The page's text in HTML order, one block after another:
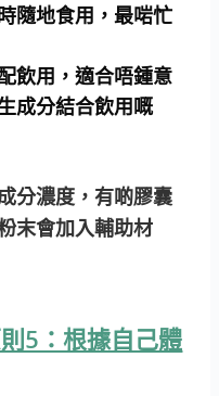
隨地食用，最啱忙
飲用，適合唔鍾意
成分結合飲用嘅
分濃度，有啲膠囊
末會加入輔助材
5：根據自己體